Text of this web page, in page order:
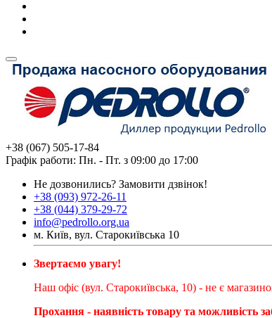
+38 (067) 505-17-84
Графік работи: Пн. - Пт. з 09:00 до 17:00
Не дозвонились? Замовити дзвінок!
+38 (093) 972-26-11
+38 (044) 379-29-72
info@pedrollo.org.ua
м. Київ, вул. Старокиївська 10
Звертаємо увагу!
Наш офіс (вул. Старокиївська, 10) - не є
Прохання - наявність товару та можливість